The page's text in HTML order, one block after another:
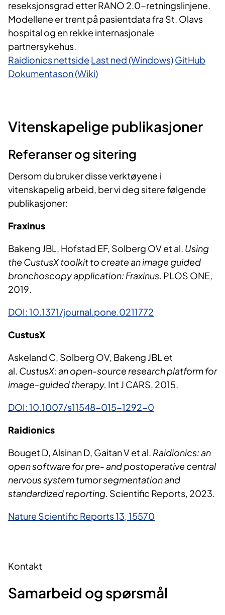
reseksjonsgrad etter RANO 2.0-retningslinjene.
Modellene er trent på pasientdata fra St. Olavs
hospital og en rekke internasjonale
partnersykehus.
Raidionics nettside Last ned (Windows)GitHub
Dokumentason (Wiki)
Vitenskapelige publikasjoner
Referanser og sitering
Dersom du bruker disse verktøyene i
vitenskapelig arbeid, ber vi deg sitere følgende
publikasjoner:
Fraxinus
Bakeng JBL, Hofstad EF, Solberg OV et al. Using
the CustusX toolkit to create an image guided
bronchoscopy application: Fraxinus. PLOS ONE,
2019.
DOI: 10.1371/journal.pone.0211772
CustusX
Askeland C, Solberg OV, Bakeng JBL et
al. CustusX: an open-source research platform for
image-guided therapy. Int J CARS, 2015.
DOI: 10.1007/s11548-015-1292-0
Raidionics
Bouget D, Alsinan D, Gaitan V et al. Raidionics: an
open software for pre- and postoperative central
nervous system tumor segmentation and
standardized reporting. Scientific Reports, 2023.
Nature Scientific Reports 13, 15570
Kontakt
Samarbeid og spørsmål